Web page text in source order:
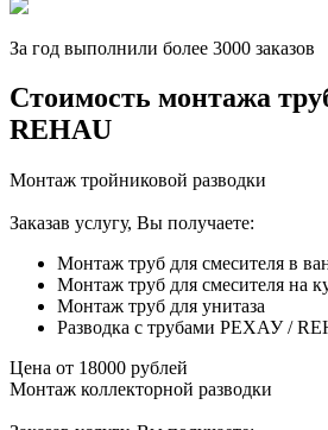
За год выполнили более 3000 заказов
Стоимость монтажа
REHAU
Монтаж тройниковой разводки
Заказав услугу, Вы получаете:
Монтаж труб для смесителя в
Монтаж труб для смесителя на
Монтаж труб для унитаза
Разводка с трубами РЕХАУ /
Цена от 18000 рублей
Монтаж коллекторной разводки